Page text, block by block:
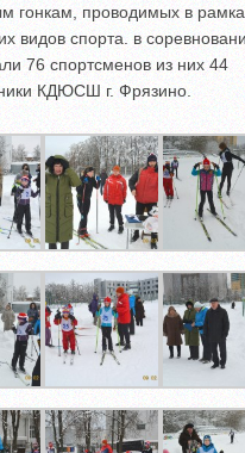
гонкам, проводимых в
видов спорта. в
76 спортсменов из них 44
КДЮСШ г. Фрязино.